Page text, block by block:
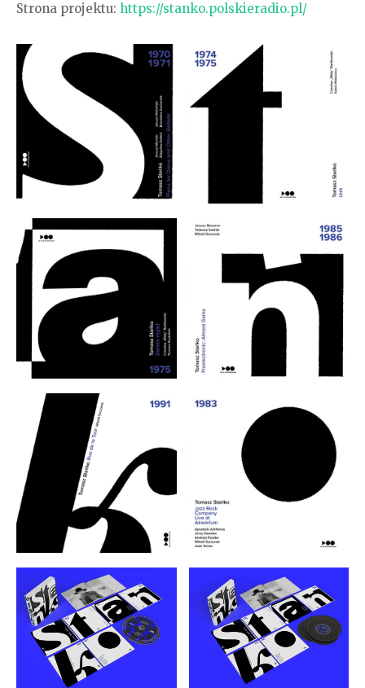
Strona projektu: https://stanko.polskieradio.pl/